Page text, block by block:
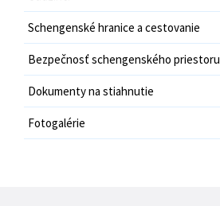
Schengenské hranice a cestovanie
Bezpečnosť schengenského priestoru
Dokumenty na stiahnutie
Fotogalérie